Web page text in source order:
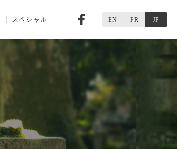
スペシャル Facebook
EN FR JP